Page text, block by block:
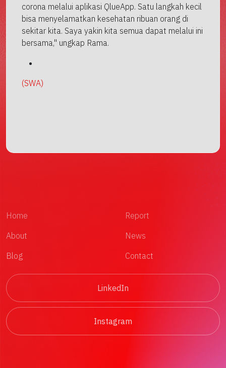
corona melalui aplikasi QlueApp. Satu langkah kecil
bisa menyelamatkan kesehatan ribuan orang di
sekitar kita. Saya yakin kita semua dapat melalui ini
bersama," ungkap Rama.
(SWA)
Home
About
Blog
Report
News
Contact
LinkedIn
Instagram